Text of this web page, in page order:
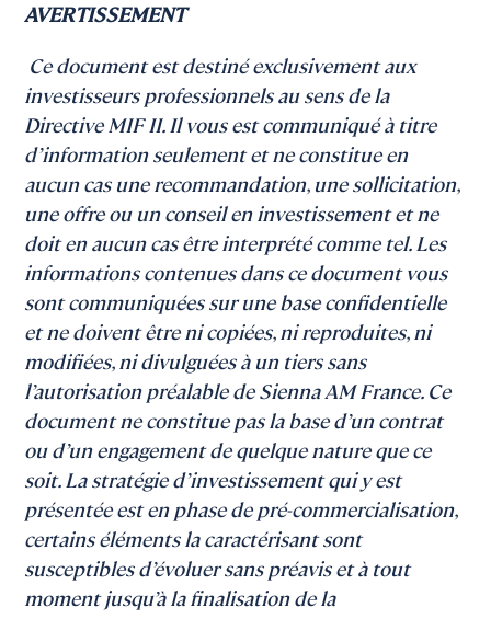
AVERTISSEMENT
Ce document est destiné exclusivement aux
investisseurs professionnels au sens de la
Directive MIF II. Il vous est communiqué à titre
d’information seulement et ne constitue en
aucun cas une recommandation, une sollicitation,
une offre ou un conseil en investissement et ne
doit en aucun cas être interprété comme tel. Les
informations contenues dans ce document vous
sont communiquées sur une base confidentielle
et ne doivent être ni copiées, ni reproduites, ni
modifiées, ni divulguées à un tiers sans
l’autorisation préalable de Sienna AM France. Ce
document ne constitue pas la base d’un contrat
ou d’un engagement de quelque nature que ce
soit. La stratégie d’investissement qui y est
présentée est en phase de pré-commercialisation,
certains éléments la caractérisant sont
susceptibles d’évoluer sans préavis et à tout
moment jusqu’à la finalisation de la